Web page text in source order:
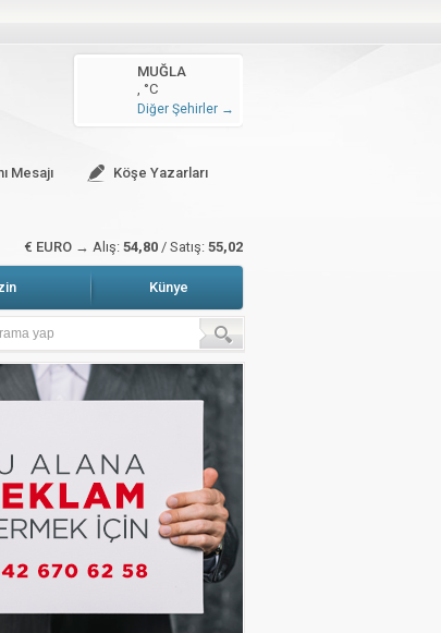
Hava Durumu
MUĞLA
, °C
Diğer Şehirler →
Mesajı Köşe Yazarları
€ EURO → Alış: 54,80 / Satış: 55,02
Künye